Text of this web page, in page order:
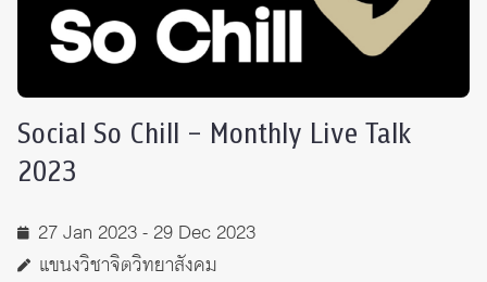
Social So Chill – Monthly Live Talk
2023
27 Jan 2023 - 29 Dec 2023
แขนงวิชาจิตวิทยาสังคม